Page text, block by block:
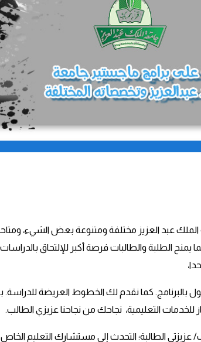
تخصص. مما يمنح الطلبة والطالبات فرصة أكبر
بالبرنامج. كما نقدم لك الخطوط العريضة
للخدمات التعليمية، نجاحك من نجاحنا عزيزي الطالب.